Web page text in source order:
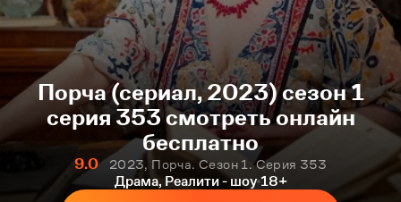
Порча (сериал, 2023) сезон 1
серия 353 смотреть онлайн
бесплатно
9.0
2023, Порча. Сезон 1. Серия 353
Драма, Реалити - шоу 18+